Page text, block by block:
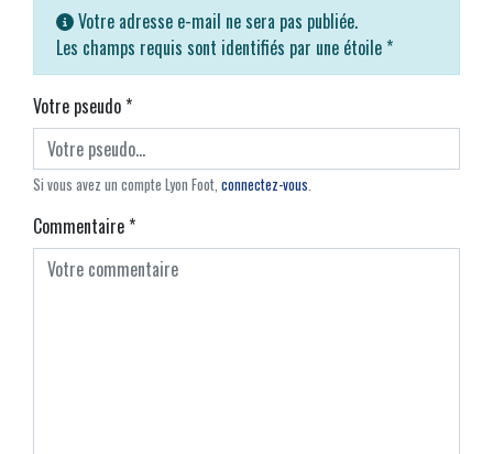
Votre adresse e-mail ne sera pas publiée.
Les champs requis sont identifiés par une étoile *
Votre pseudo*
Si vous avez un compte Lyon Foot, connectez-vous.
Commentaire*